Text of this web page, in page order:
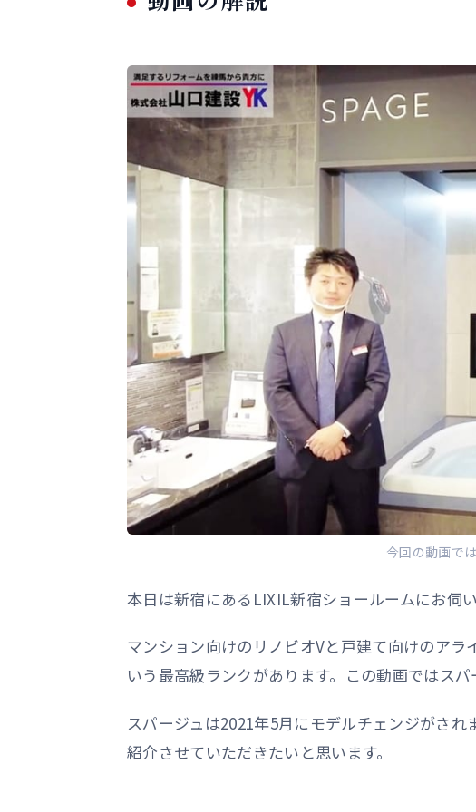
今回の動画で
本日は新宿にあるLIXIL新宿ショールームにお伺
マンション向けのリノビオVと戸建て向けのア
いう最高級ランクがあります。この動画ではス
スパージュは2021年5月にモデルチェンジがさ
紹介させていただきたいと思います。